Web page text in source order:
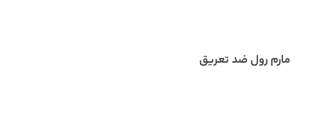
مارم رول ضد تعریق